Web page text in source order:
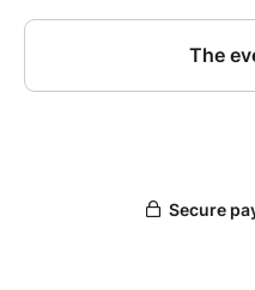
relâcher les tensions
Aucune expérience en